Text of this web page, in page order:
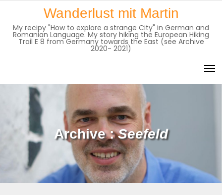
content
Wanderlust mit Martin
My recipy "How to explore a strange City" in German and
Romanian Language. My story hiking the European Hiking
Trail E 8 from Germany towards the East (see Archive
2020- 2021)
Archive :Seefeld